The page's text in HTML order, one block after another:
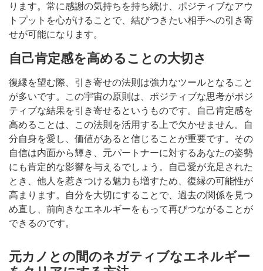
ります。常に感謝の気持ちを持ち続け、ポジティブなアウ
トプットを心がけることで、結びつきたい相手への引き寄
せが可能になります。
自己肯定感を高めることの大切さ
復縁を望む際、引き寄せの法則は強力なツールとなること
が多いです。この宇宙の原則は、ポジティブな思考がポジ
ティブな結果を引き寄せるというものです。自己肯定感を
高めることは、この法則を活用する上で欠かせません。自
分自身を愛し、価値があると信じることが重要です。その
自信は内面から輝き、元パートナーに対するあなたの姿勢
にも肯定的な影響を与えるでしょう。自己愛が充足された
とき、他人を惹きつける魅力も増すため、復縁の可能性が
高まります。自分を大切にすることで、過去の関係を見つ
め直し、前向きなエネルギーをもって再びつながることが
できるのです。
元カノとの間のネガティブなエネルギー